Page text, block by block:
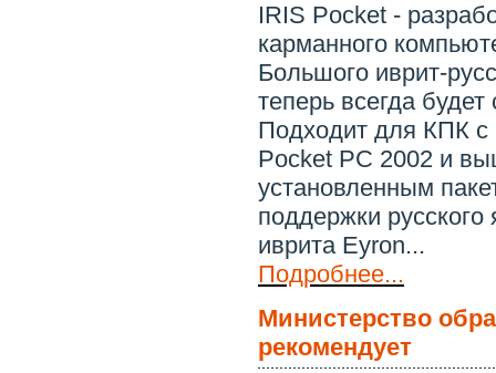
IRIS Pocket -
карманного
Большого иврит-
теперь всегда
Подходит для КПК с
Pocket PC 2002 и
установленным
поддержки русского
иврита Eyron...
Подробнее...
Министерство
рекомендует